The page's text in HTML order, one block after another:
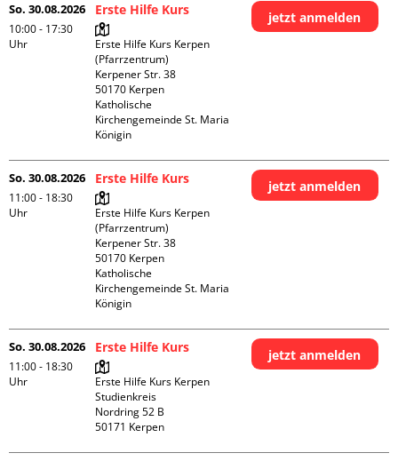
So. 30.08.2026
10:00 - 17:30
Uhr
Erste Hilfe Kurs
Erste Hilfe Kurs Kerpen
(Pfarrzentrum)
Kerpener Str. 38
50170 Kerpen
Katholische
Kirchengemeinde St. Maria
Königin
jetzt anmelden
So. 30.08.2026
11:00 - 18:30
Uhr
Erste Hilfe Kurs
Erste Hilfe Kurs Kerpen
(Pfarrzentrum)
Kerpener Str. 38
50170 Kerpen
Katholische
Kirchengemeinde St. Maria
Königin
jetzt anmelden
So. 30.08.2026
11:00 - 18:30
Uhr
Erste Hilfe Kurs
Erste Hilfe Kurs Kerpen
Studienkreis
Nordring 52 B
jetzt anmelden